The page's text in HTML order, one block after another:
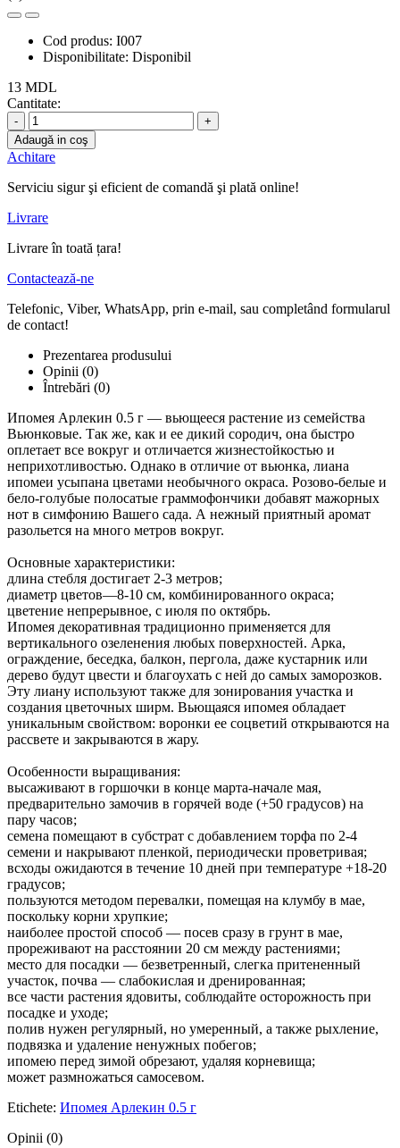
Cod produs: I007
Disponibilitate: Disponibil
13 MDL
Cantitate:
-
+
Adaugă in coş
Achitare
Serviciu sigur şi eficient de comandă şi plată online!
Livrare
Livrare în toată țara!
Contactează-ne
Telefonic, Viber, WhatsApp, prin e-mail, sau completând formularul
de contact!
Prezentarea produsului
Opinii (0)
Întrebări (0)
Ипомея Арлекин 0.5 г — вьющееся растение из семейства
Вьюнковые. Так же, как и ее дикий сородич, она быстро
оплетает все вокруг и отличается жизнестойкостью и
неприхотливостью. Однако в отличие от вьюнка, лиана
ипомеи усыпана цветами необычного окраса. Розово-белые и
бело-голубые полосатые граммофончики добавят мажорных
нот в симфонию Вашего сада. А нежный приятный аромат
разольется на много метров вокруг.
Основные характеристики:
длина стебля достигает 2-3 метров;
диаметр цветов—8-10 см, комбинированного окраса;
цветение непрерывное, с июля по октябрь.
Ипомея декоративная традиционно применяется для
вертикального озеленения любых поверхностей. Арка,
ограждение, беседка, балкон, пергола, даже кустарник или
дерево будут цвести и благоухать с ней до самых заморозков.
Эту лиану используют также для зонирования участка и
создания цветочных ширм. Вьющаяся ипомея обладает
уникальным свойством: воронки ее соцветий открываются на
рассвете и закрываются в жару.
Особенности выращивания:
высаживают в горшочки в конце марта-начале мая,
предварительно замочив в горячей воде (+50 градусов) на
пару часов;
семена помещают в субстрат с добавлением торфа по 2-4
семени и накрывают пленкой, периодически проветривая;
всходы ожидаются в течение 10 дней при температуре +18-20
градусов;
пользуются методом перевалки, помещая на клумбу в мае,
поскольку корни хрупкие;
наиболее простой способ — посев сразу в грунт в мае,
прореживают на расстоянии 20 см между растениями;
место для посадки — безветренный, слегка притененный
участок, почва — слабокислая и дренированная;
все части растения ядовиты, соблюдайте осторожность при
посадке и уходе;
полив нужен регулярный, но умеренный, а также рыхление,
подвязка и удаление ненужных побегов;
ипомею перед зимой обрезают, удаляя корневища;
может размножаться самосевом.
Etichete: Ипомея Арлекин 0.5 г
Opinii (0)